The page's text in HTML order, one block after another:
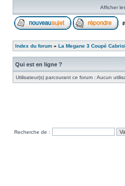
Afficher
Index du forum » La Megane 3 Coupé
Qui est en ligne ?
Utilisateur(s) parcourant ce forum : Aucun
Recherche de :